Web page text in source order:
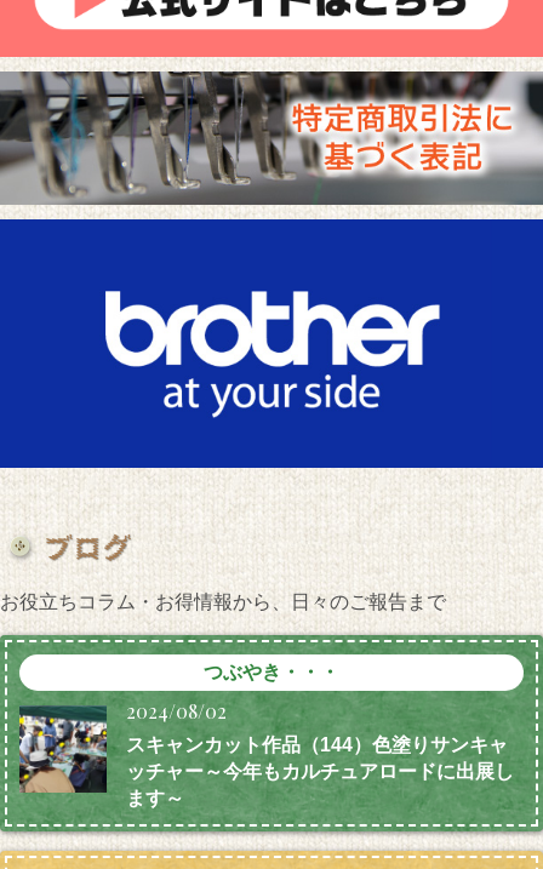
お役立ちコラム・お得情報から、日々のご報告まで
つぶやき・・・
2024/08/02
スキャンカット作品（144）色塗りサンキャ
ッチャー～今年もカルチュアロードに出展し
ます～